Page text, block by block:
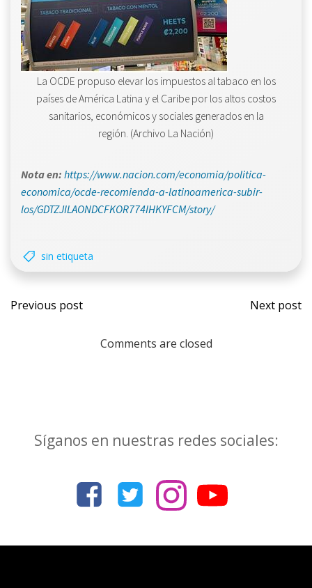
La OCDE propuso elevar los impuestos al tabaco en los
países de América Latina y el Caribe por los altos costos
sanitarios, económicos y sociales generados en la
región. (Archivo La Nación)
Nota en: https://www.nacion.com/economia/politica-
economica/ocde-recomienda-a-latinoamerica-subir-
los/GDTZJILAONDCFKOR774IHKYFCM/story/
sin etiqueta
Navegación
Previous post Next post
Comments are closed
Síganos en nuestras redes sociales: